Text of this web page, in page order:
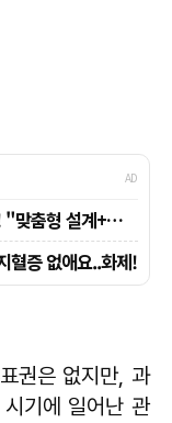
권은 없지만, 과
기에 일어난 관